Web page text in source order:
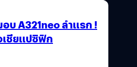
บ A321neo ลำแรก !
เชียแปซิฟิก